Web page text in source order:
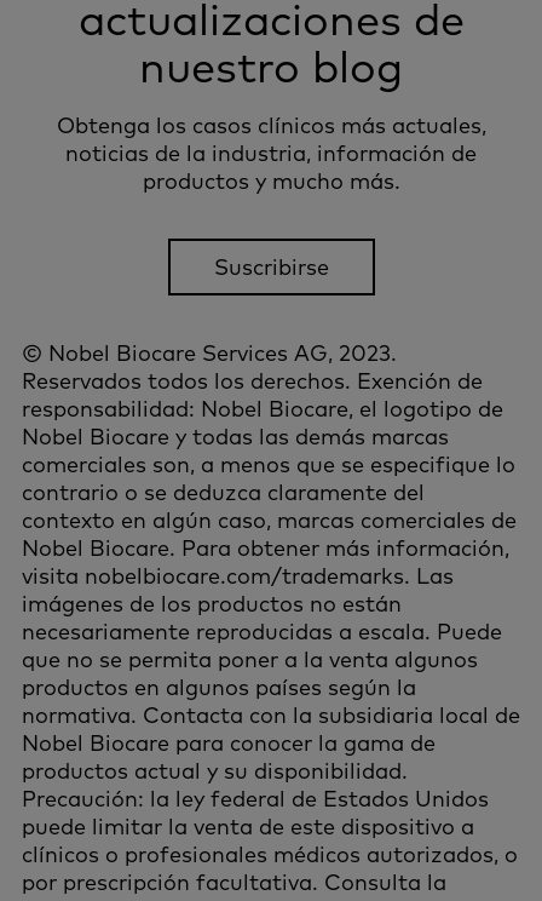
actualizaciones de
nuestro blog
Obtenga los casos clínicos más actuales,
noticias de la industria, información de
productos y mucho más.
Suscribirse
© Nobel Biocare Services AG, 2023.
Reservados todos los derechos. Exención de
responsabilidad: Nobel Biocare, el logotipo de
Nobel Biocare y todas las demás marcas
comerciales son, a menos que se especifique lo
contrario o se deduzca claramente del
contexto en algún caso, marcas comerciales de
Nobel Biocare. Para obtener más información,
visita nobelbiocare.com/trademarks. Las
imágenes de los productos no están
necesariamente reproducidas a escala. Puede
que no se permita poner a la venta algunos
productos en algunos países según la
normativa. Contacta con la subsidiaria local de
Nobel Biocare para conocer la gama de
productos actual y su disponibilidad.
Precaución: la ley federal de Estados Unidos
puede limitar la venta de este dispositivo a
clínicos o profesionales médicos autorizados, o
por prescripción facultativa. Consulta la